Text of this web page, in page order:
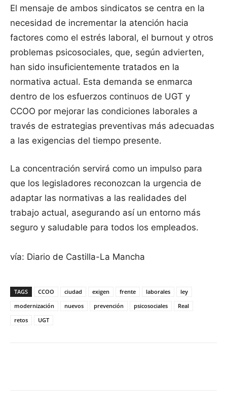
El mensaje de ambos sindicatos se centra en la
necesidad de incrementar la atención hacia
factores como el estrés laboral, el burnout y otros
problemas psicosociales, que, según advierten,
han sido insuficientemente tratados en la
normativa actual. Esta demanda se enmarca
dentro de los esfuerzos continuos de UGT y
CCOO por mejorar las condiciones laborales a
través de estrategias preventivas más adecuadas
a las exigencias del tiempo presente.
La concentración servirá como un impulso para
que los legisladores reconozcan la urgencia de
adaptar las normativas a las realidades del
trabajo actual, asegurando así un entorno más
seguro y saludable para todos los empleados.
vía: Diario de Castilla-La Mancha
TAGS CCOO ciudad exigen frente laborales
ley
modernización
nuevos prevención psicosociales
Real
retos
UGT